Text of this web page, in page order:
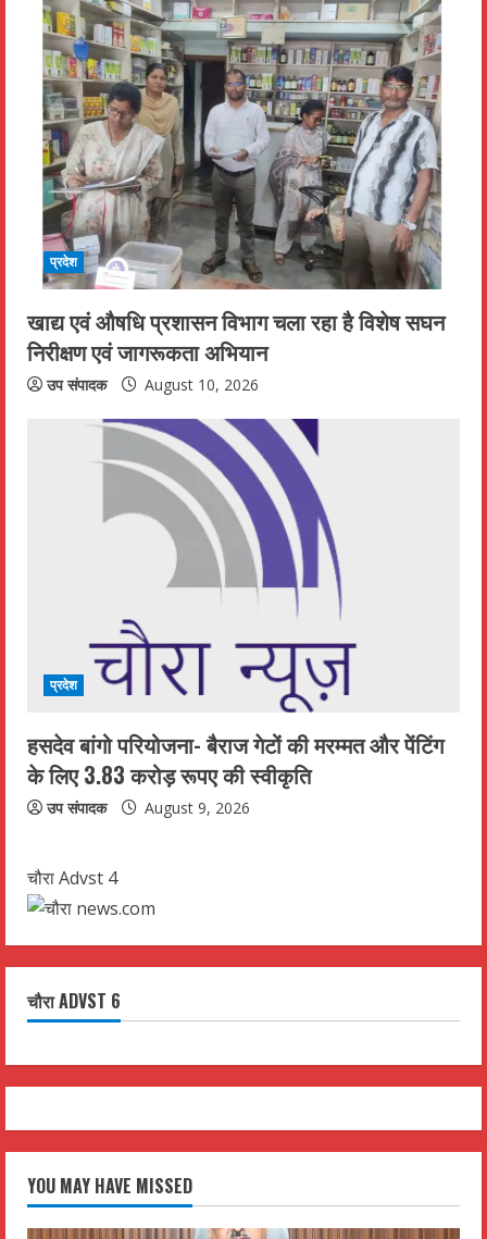
प्रदेश
खाद्य एवं औषधि प्रशासन विभाग चला रहा है विशेष सघन
निरीक्षण एवं जागरूकता अभियान
उप संपादक August 10, 2026
प्रदेश
हसदेव बांगो परियोजना- बैराज गेटों की मरम्मत और पेंटिंग
के लिए 3.83 करोड़ रूपए की स्वीकृति
उप संपादक August 9, 2026
चौरा Advst 4
चौरा ADVST 6
YOU MAY HAVE MISSED